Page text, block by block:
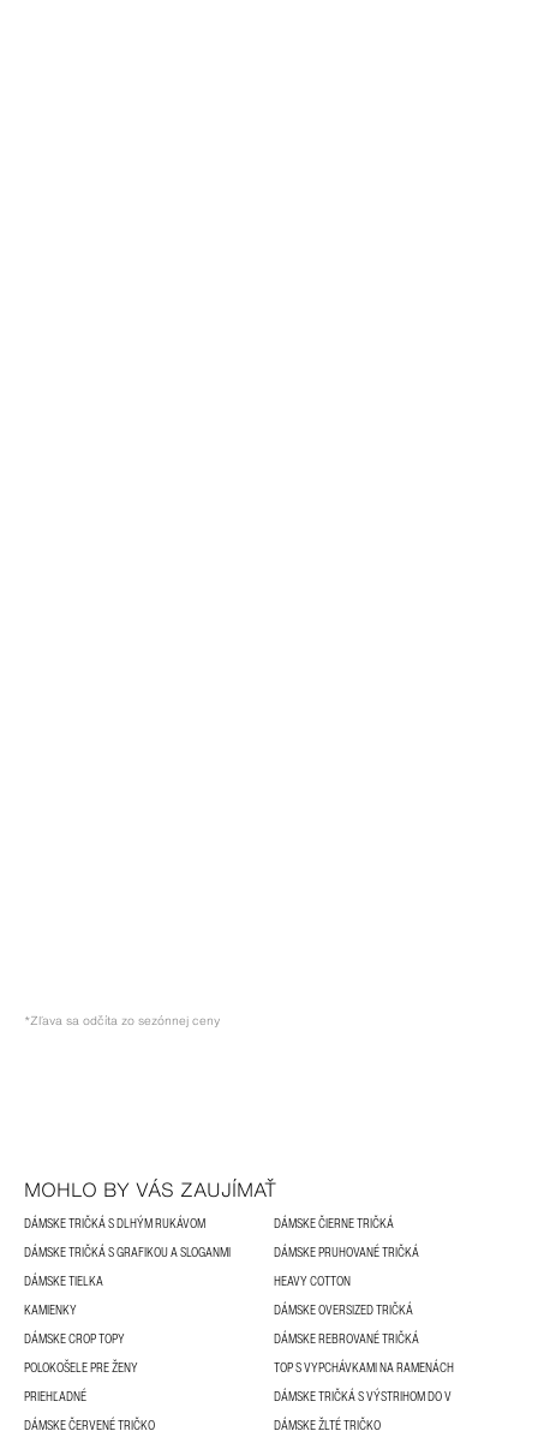
*Zľava sa odčíta zo sezónnej ceny
MOHLO BY VÁS ZAUJÍMAŤ
DÁMSKE TRIČKÁ S DLHÝM RUKÁVOM
DÁMSKE ČIERNE TRIČKÁ
DÁMSKE TRIČKÁ S GRAFIKOU A SLOGANMI
DÁMSKE PRUHOVANÉ TRIČKÁ
DÁMSKE TIELKA
HEAVY COTTON
KAMIENKY
DÁMSKE OVERSIZED TRIČKÁ
DÁMSKE CROP TOPY
DÁMSKE REBROVANÉ TRIČKÁ
POLOKOŠELE PRE ŽENY
TOP S VYPCHÁVKAMI NA RAMENÁCH
PRIEHĽADNÉ
DÁMSKE TRIČKÁ S VÝSTRIHOM DO V
DÁMSKE ČERVENÉ TRIČKO
DÁMSKE ŽLTÉ TRIČKO